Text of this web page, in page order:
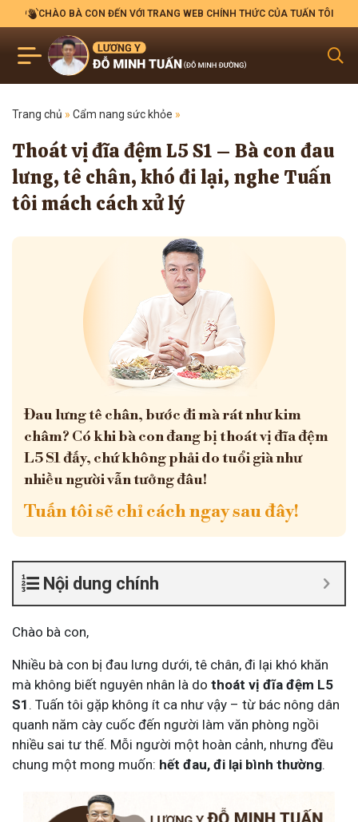
CHÀO BÀ CON ĐẾN VỚI TRANG WEB CHÍNH THỨC CỦA TUẤN TÔI
Trang chủ » Cẩm nang sức khỏe »
Thoát vị đĩa đệm L5 S1 – Bà con đau
lưng, tê chân, khó đi lại, nghe Tuấn
tôi mách cách xử lý
Đau lưng tê chân, bước đi mà rát như kim
châm? Có khi bà con đang bị thoát vị đĩa đệm
L5 S1 đấy, chứ không phải do tuổi già như
nhiều người vẫn tưởng đâu!
Tuấn tôi sẽ chỉ cách ngay sau đây!
Nội dung chính
Chào bà con,
Nhiều bà con bị đau lưng dưới, tê chân, đi lại khó khăn
mà không biết nguyên nhân là do thoát vị đĩa đệm L5
S1 . Tuấn tôi gặp không ít ca như vậy – từ bác nông dân
quanh năm cày cuốc đến người làm văn phòng ngồi
nhiều sai tư thế. Mỗi người một hoàn cảnh, nhưng đều
chung một mong muốn: hết đau, đi lại bình thường.